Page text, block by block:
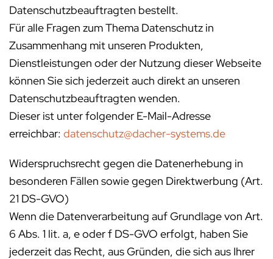
Datenschutzbeauftragten bestellt.
Für alle Fragen zum Thema Datenschutz in
Zusammenhang mit unseren Produkten,
Dienstleistungen oder der Nutzung dieser Webseite
können Sie sich jederzeit auch direkt an unseren
Datenschutzbeauftragten wenden.
Dieser ist unter folgender E-Mail-Adresse
erreichbar: datenschutz@dacher-systems.de
Widerspruchsrecht gegen die Datenerhebung in
besonderen Fällen sowie gegen Direktwerbung (Art.
21 DS-GVO)
Wenn die Datenverarbeitung auf Grundlage von Art.
6 Abs. 1 lit. a, e oder f DS-GVO erfolgt, haben Sie
jederzeit das Recht, aus Gründen, die sich aus Ihrer